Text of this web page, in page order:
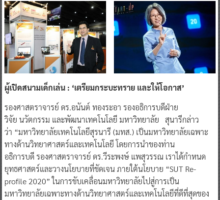
ผู้เปิดสนามเด็กเล่น: ‘เตรียมกระบะทราย และให้โอกาส’
รองศาสตราจารย์ ดร.อนันต์ ทองระอา รองอธิการบดีฝ่าย
วิจัย นวัตกรรม และพัฒนาเทคโนโลยี มหาวิทยาลัย
สุนารีกล่าว
ว่า “มหาวิทยาลัยเทคโนโลยีสุรนารี (มทส.) เป็นมหาวิทยาลัยเฉพาะ
ทางด้านวิทยาศาสตร์และเทคโนโลยี โดยการนำของท่าน
อธิการบดี รองศาสตราจารย์ ดร.วีระพงษ์ แพสุวรรณ เราได้กำหนด
ยุทธศาสตร์และวางนโยบายที่ชัดเจน ภายใต้นโยบาย “SUT Re-
profile 2020” ในการขับเคลื่อนมหาวิทยาลัยไปสู่การเป็น
มหาวิทยาลัยเฉพาะทางด้านวิทยาศาสตร์และเทคโนโลยีที่ดีที่สุดของ